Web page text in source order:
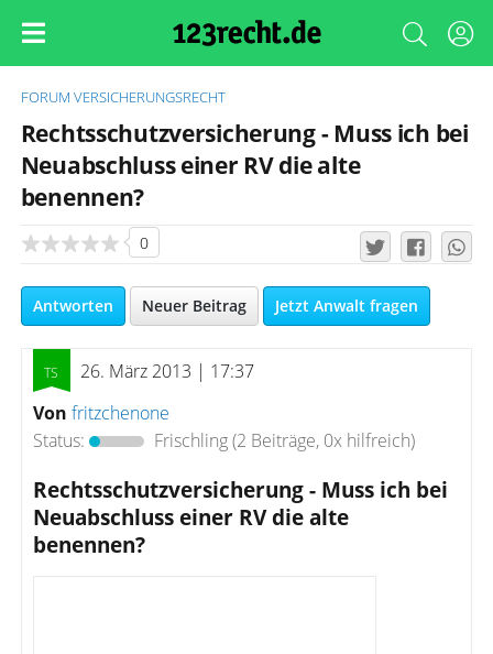
FORUM VERSICHERUNGSRECHT
Rechtsschutzversicherung - Muss ich bei
Neuabschluss einer RV die alte
benennen?
0
Antworten Neuer Beitrag Jetzt Anwalt fragen
26. März 2013 | 17:37
Von fritzchenone
Status:
Frischling(2 Beiträge, 0x hilfreich)
Rechtsschutzversicherung - Muss ich bei
Neuabschluss einer RV die alte
benennen?